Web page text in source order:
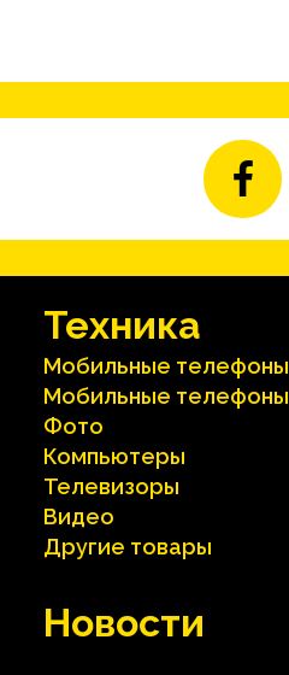
Техника
Мобильные телефоны
Мобильные телефоны
Фото
Компьютеры
Телевизоры
Видео
Другие товары
Hовости